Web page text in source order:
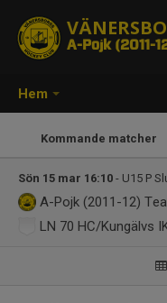
Hem
A-Pojk (2011-
Kommande matcher
Sön 15 mar 16:10 - U15 P
A-Pojk (2011-12)
LN 70 HC/Kungälvs